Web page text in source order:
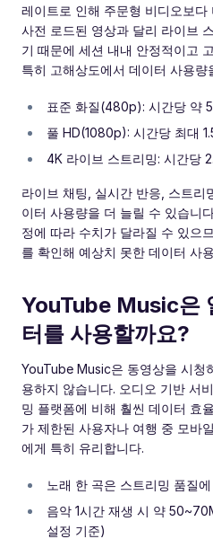
레이트로 인해 주문형 비디오보
사전 로드된 영상과 달리 라이브
기 때문에 세션 내내 안정적이고
특히 고해상도에서 데이터 사용량
표준 화질(480p): 시간당 약
풀 HD(1080p): 시간당 최대
4K 라이브 스트리밍: 시간당
라이브 채팅, 실시간 반응, 스트리
이터 사용량을 더 늘릴 수 있습니
정에 따라 수치가 달라질 수 있으
를 확인해 예상치 못한 데이터 사
YouTube Music은
터를 사용할까요?
YouTube Music은 동영상을 시청
용하지 않습니다. 오디오 기반 서
밍 플랫폼에 비해 훨씬 데이터 효
가 제한된 사용자나 여행 중 모바
에게 특히 유리합니다.
노래 한 곡은 스트리밍 품질
음악 1시간 재생 시 약
설정 기준)